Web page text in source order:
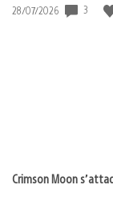
Date
28/07/2026 3
Crimson Moon